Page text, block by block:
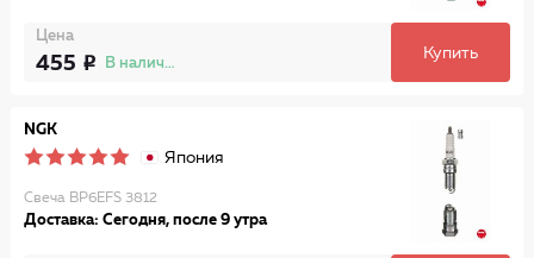
Цена
455 В наличии
Купить
NGK
Япония
Свеча BP6EFS 3812
Доставка: Сегодня, после 9 утра